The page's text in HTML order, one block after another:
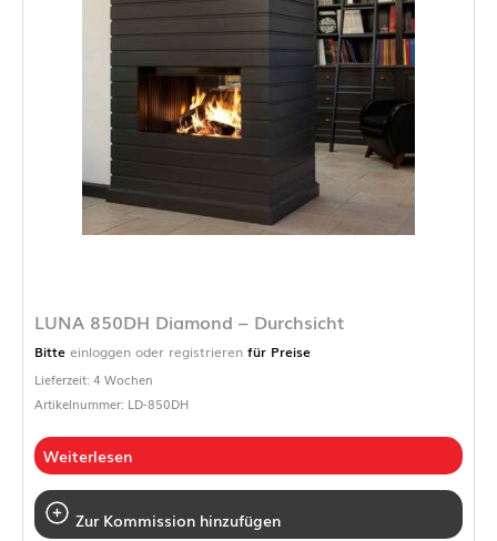
LUNA 850DH Diamond – Durchsicht
Bitte einloggen oder registrieren für Preise
Lieferzeit: 4 Wochen
Artikelnummer: LD-850DH
Weiterlesen
Zur Kommission hinzufügen